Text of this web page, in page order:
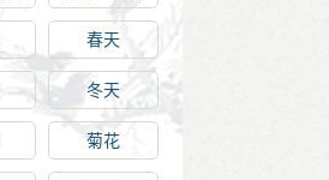
春天
冬天
菊花